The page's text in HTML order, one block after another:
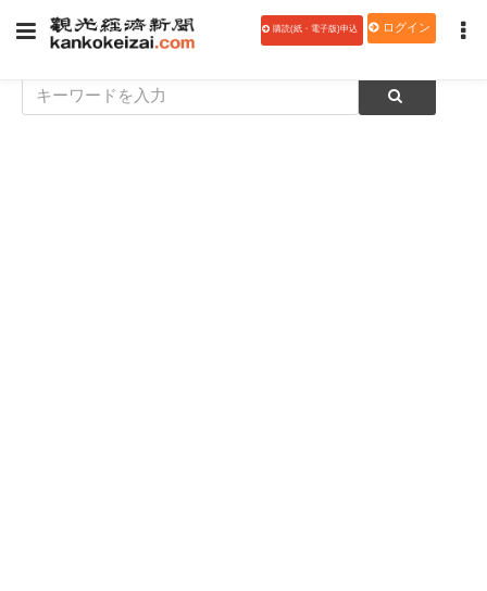
購読(紙・電子版)申込 ログイン